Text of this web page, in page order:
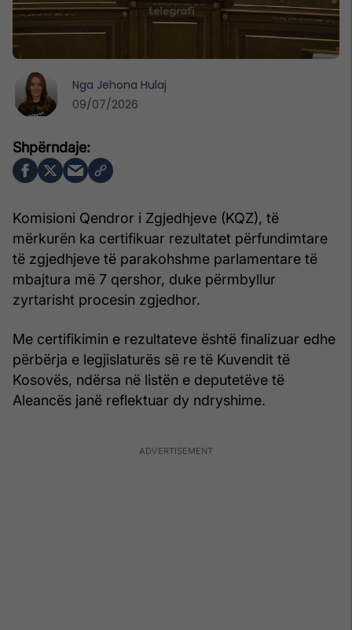
Komisioni Qendror i Zgjedhjeve (KQZ), të
mërkurën ka certifikuar rezultatet përfundimtare
të zgjedhjeve të parakohshme parlamentare të
mbajtura më 7 qershor, duke përmbyllur
zyrtarisht procesin zgjedhor.
Me certifikimin e rezultateve është finalizuar edhe
përbërja e legjislaturës së re të Kuvendit të
Kosovës, ndërsa në listën e deputetëve të
Aleancës janë reflektuar dy ndryshime.
Nga Jehona Hulaj
09/07/2026